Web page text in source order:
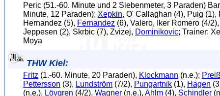
Peric (51.-60. Minute und 2 Siebenmeter, 3 Paraden)
Minute, 12 Paraden); Xepkin, O' Callaghan (4), Puig (1),
Hernandez (5), Fernandez (6), Valero, Iker Romero (4/
Jeppesen (2), Skrbic (7), Zvizej, Dominikovic; Trainer:
Moya
THW Kiel:
Fritz (1.-60. Minute, 20 Paraden), Klockmann (n.e.);
Pettersson (3), Lundström (7/2), Pungartnik (1), Hagen
(n.e.), Lövgren (4/2), Wagner (n.e.), Ahlm (4), Schindler